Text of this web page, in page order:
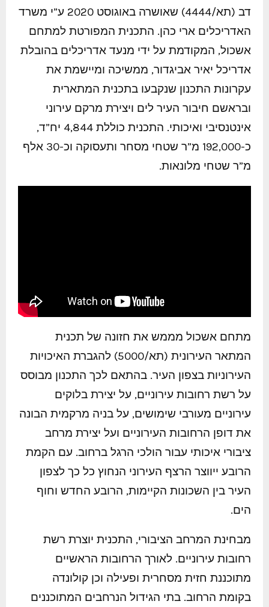
דב (תא/4444) שאושרה באוגוסט 2020 ע”י משרד
האדריכלים ארי כהן. התכנית המפורטת למתחם
אשכול, המקודמת על ידי מנעד אדריכלים בהובלת
אדריכל יאיר אביגדור, ממשיכה ומיישמת את
עקרונות התכנון שנקבעו בתכנית המתארית
ובראשם חיבור העיר לים ויצירת מרקם עירוני
אינטנסיבי ואיכותי. התכנית כוללת 4,844 יח”ד,
כ-192,000 מ”ר שטחי מסחר ותעסוקה וכ-30 אלף
מ”ר שטחי מלונאות.
מתחם אשכול מממש את חזונה של תכנית
המתאר העירונית (תא/5000) להגברת האיכויות
העירוניות בצפון העיר. בהתאם לכך התכנון מבוסס
על רשת רחובות עירוניים, על יצירת בלוקים
עירוניים מעורבי שימושים, על בניה מרקמית הבונה
את דופן הרחובות העירוניים ועל יצירת מרחב
ציבורי איכותי עבור הולכי הרגל ברחוב. עם הקמת
הרובע ייווצר הרצף העירוני הנחוץ כל כך לצפון
העיר בין השכונות הקיימות, הרובע החדש וחוף
הים.
מבחינת המרחב הציבורי, התכנית יוצרת רשת
רחובות עירוניים. לאורך הרחובות הראשיים
מתוכננת חזית מסחרית ופעילה וכן קולונדה
בקומת הרחוב. בתי הגידול הנרחבים המתוכננים